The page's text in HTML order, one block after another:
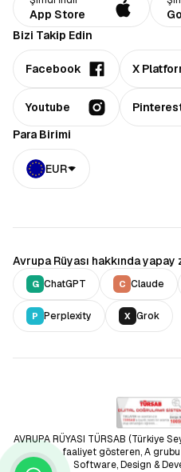
App Store
Bizi Takip Edin
Facebook X
Youtube
Para Birimi
EUR
Avrupa Rüyası hakkında
G ChatGPT C Claude
P Perplexity X Grok
AVRUPA RÜYASI TÜRSAB (Türkiye
faaliyet gösteren, A grubu
Software, Design &